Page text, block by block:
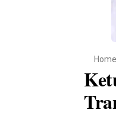
Home